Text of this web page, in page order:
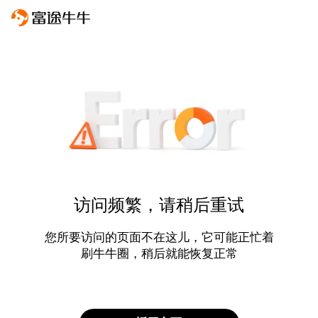
访问频繁，请稍后重试
您所要访问的页面不在这儿，它可能正忙着
刷牛牛圈，稍后就能恢复正常